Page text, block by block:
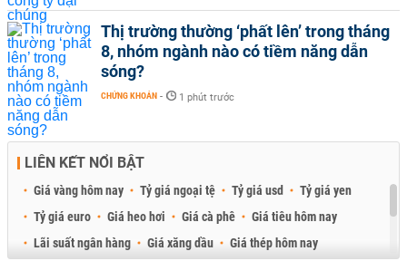
Thị trường thường ‘phất lên’ trong tháng
8, nhóm ngành nào có tiềm năng dẫn
sóng?
CHỨNG KHOÁN - 1 phút trước
LIÊN KẾT NỔI BẬT
Giá vàng hôm nay Tỷ giá ngoại tệ Tỷ giá usd
Tỷ giá yen
Tỷ giá euro
Giá heo hơi Giá cà phê
Giá tiêu hôm nay
Lãi suất ngân hàng
Giá xăng dầu
Giá thép hôm nay